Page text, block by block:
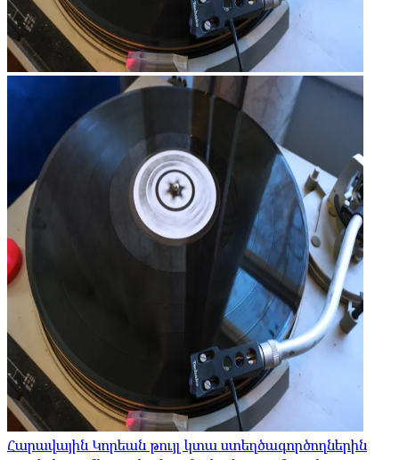
Հարավային Կորեան թույլ կտա ստեղծագործողներին